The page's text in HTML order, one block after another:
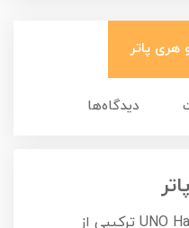
هری پاتر
دیدگاه‌ها
بازی اونو هری پاتر UNO Harry Potter ترکیبی از